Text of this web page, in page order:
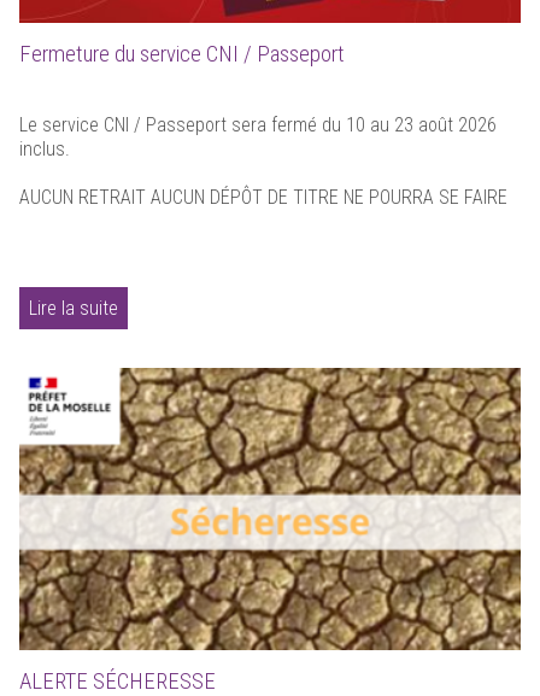
Fermeture du service CNI / Passeport
Le service CNI / Passeport sera fermé du 10 au 23 août 2026
inclus.
AUCUN RETRAIT AUCUN DÉPÔT DE TITRE NE POURRA SE FAIRE
Lire la suite
ALERTE SÉCHERESSE